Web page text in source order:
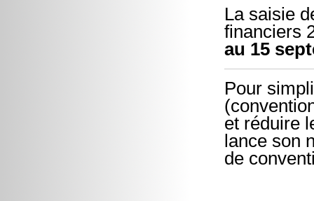
La saisie
financiers
au 15
Pour
et réduire
lance son
de